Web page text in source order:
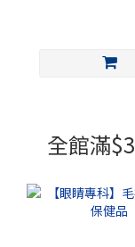
全館滿